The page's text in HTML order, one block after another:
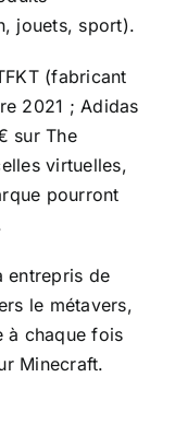
jouets, sport).
(fabricant
2021 ; Adidas
sur The
virtuelles,
pourront
entrepris de
le métavers,
à chaque fois
Minecraft.